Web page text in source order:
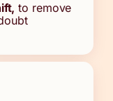
to remove